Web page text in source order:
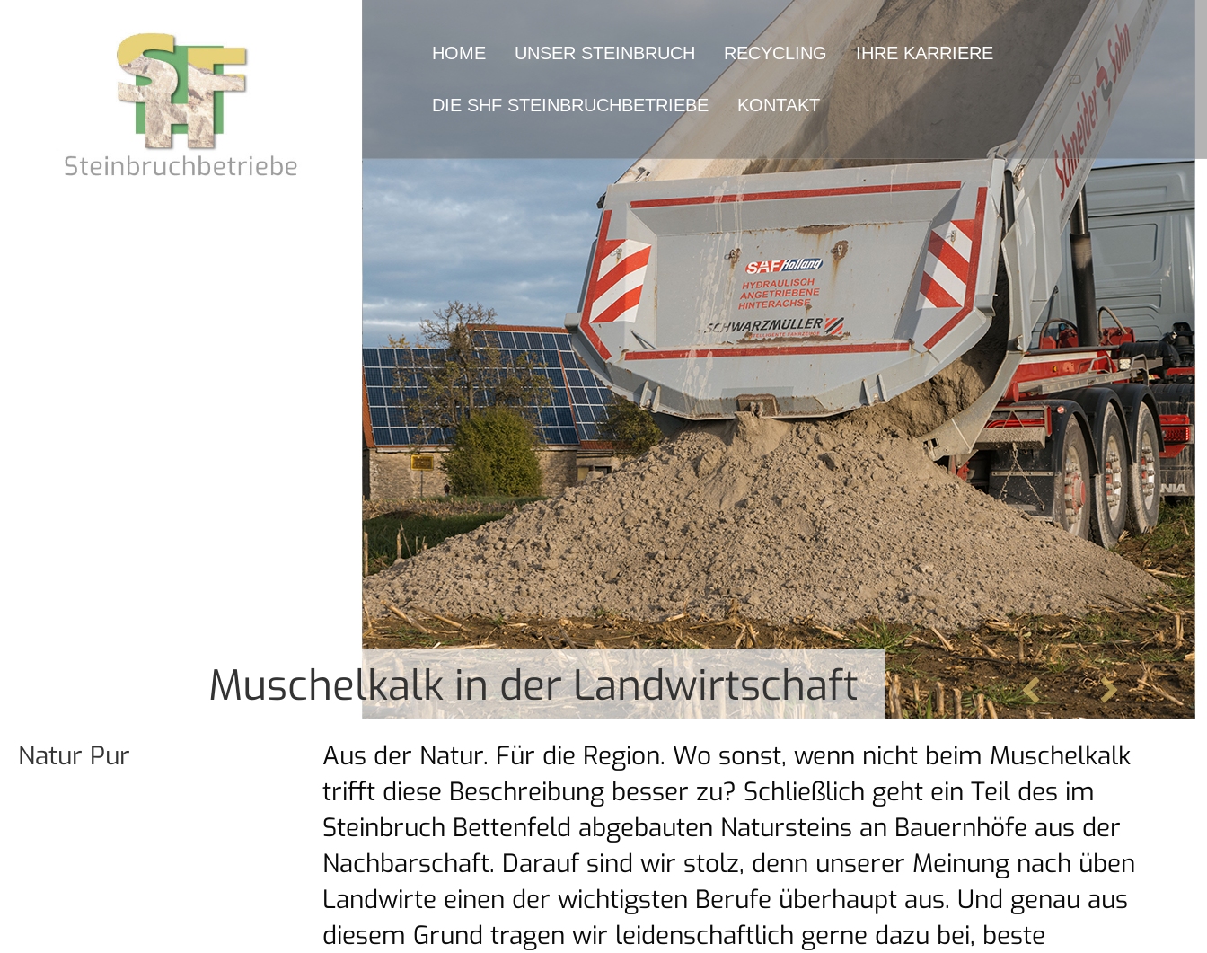
HOME UNSER STEINBRUCH RECYCLING IHRE KARRIERE
DIE SHF STEINBRUCHBETRIEBE KONTAKT
Muschelkalk in der Landwirtschaft
Natur Pur
Aus der Natur. Für die Region. Wo sonst, wenn nicht beim Muschelkalk
trifft diese Beschreibung besser zu? Schließlich geht ein Teil des im
Steinbruch Bettenfeld abgebauten Natursteins an Bauernhöfe aus der
Nachbarschaft. Darauf sind wir stolz, denn unserer Meinung nach üben
Landwirte einen der wichtigsten Berufe überhaupt aus. Und genau aus
diesem Grund tragen wir leidenschaftlich gerne dazu bei, beste